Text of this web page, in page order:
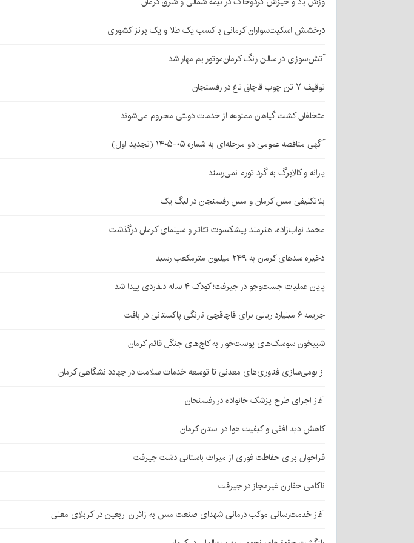
درخشش اسکیت‌سواران کرمانی با کسب یک طلا و یک برنز کشوری
آتش‌سوزی در سالن رنگ کرمان‌موتور بم مهار شد
توقیف ۷ تن چوب قاچاق تاغ در رفسنجان
متخلفان کشت گیاهان ممنوعه از خدمات دولتی محروم می‌شوند
آگهی مناقصه عمومی دو مرحله‌ای به شماره ۰۵-۱۴۰۵ (تجدید اول)
یارانه و کالابرگ به گرد تورم نمی‌رسند
بلاتکلیفی مس کرمان و مس رفسنجان در لیگ یک
محمد نواب‌زاده، هنرمند پیشکسوت تئاتر و سینمای کرمان درگذشت
ذخیره سدهای کرمان به ۲۴۹ میلیون مترمکعب رسید
پایان عملیات جست‌وجو در جیرفت؛ کودک ۴ ساله دلفاردی پیدا شد
جریمه ۶ میلیارد ریالی برای قاچاقچی نارنگی پاکستانی در بافت
شبیخون سوسک‌های پوست‌خوار به کاج‌های جنگل قائم کرمان
از بومی‌سازی فناوری‌های معدنی تا توسعه خدمات سلامت در جهاددانشگاهی کرمان
آغاز اجرای طرح پزشک خانواده در رفسنجان
کاهش دید افقی و کیفیت هوا در استان کرمان
فراخوان برای حفاظت فوری از میراث باستانی دشت جیرفت
ناکامی حفاران غیرمجاز در جیرفت
آغاز خدمت‌رسانی موکب درمانی شهدای صنعت مس به زائران اربعین در کربلای معلی